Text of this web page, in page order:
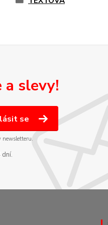
a slevy!
se
newsletteru.